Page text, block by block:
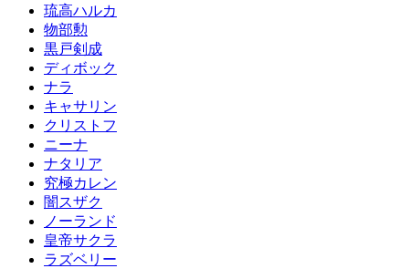
琉高ハルカ
物部勲
黒戸剣成
ディボック
ナラ
キャサリン
クリストフ
ニーナ
ナタリア
究極カレン
闇スザク
ノーランド
皇帝サクラ
ラズベリー